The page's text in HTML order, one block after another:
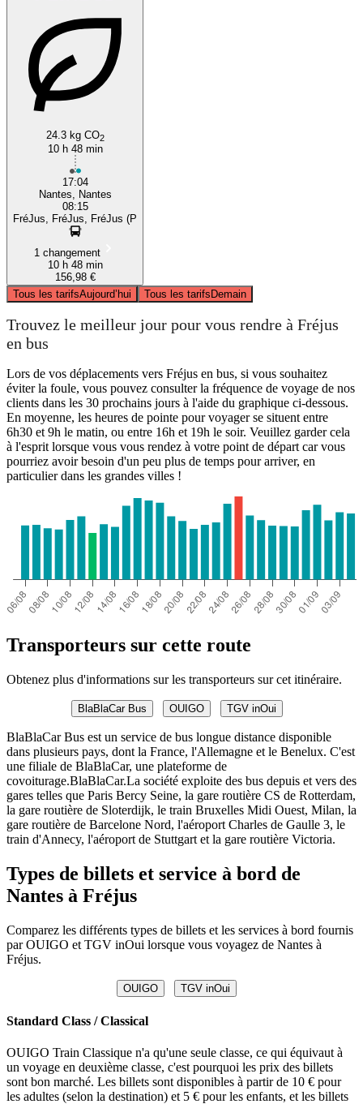
24.3 kg CO2
10 h 48 min
17:04
Nantes, Nantes
08:15
FréJus, FréJus, FréJus (P
1 changement
10 h 48 min
156,98 €
Tous les tarifsAujourd’hui Tous les tarifsDemain
Trouvez le meilleur jour pour vous rendre à Fréjus
en bus
Lors de vos déplacements vers Fréjus en bus, si vous souhaitez
éviter la foule, vous pouvez consulter la fréquence de voyage de nos
clients dans les 30 prochains jours à l'aide du graphique ci-dessous.
En moyenne, les heures de pointe pour voyager se situent entre
6h30 et 9h le matin, ou entre 16h et 19h le soir. Veuillez garder cela
à l'esprit lorsque vous vous rendez à votre point de départ car vous
pourriez avoir besoin d'un peu plus de temps pour arriver, en
particulier dans les grandes villes !
Transporteurs sur cette route
Obtenez plus d'informations sur les transporteurs sur cet itinéraire.
BlaBlaCar Bus OUIGO TGV inOui
BlaBlaCar Bus est un service de bus longue distance disponible
dans plusieurs pays, dont la France, l'Allemagne et le Benelux. C'est
une filiale de BlaBlaCar, une plateforme de
covoiturage.BlaBlaCar.La société exploite des bus depuis et vers des
gares telles que Paris Bercy Seine, la gare routière CS de Rotterdam,
la gare routière de Sloterdijk, le train Bruxelles Midi Ouest, Milan, la
gare routière de Barcelone Nord, l'aéroport Charles de Gaulle 3, le
train d'Annecy, l'aéroport de Stuttgart et la gare routière Victoria.
Types de billets et service à bord de
Nantes à Fréjus
Comparez les différents types de billets et les services à bord fournis
par OUIGO et TGV inOui lorsque vous voyagez de Nantes à
Fréjus.
OUIGO TGV inOui
Standard Class / Classical
OUIGO Train Classique n'a qu'une seule classe, ce qui équivaut à
un voyage en deuxième classe, c'est pourquoi les prix des billets
sont bon marché. Les billets sont disponibles à partir de 10 € pour
les adultes (selon la destination) et 5 € pour les enfants, et les billets